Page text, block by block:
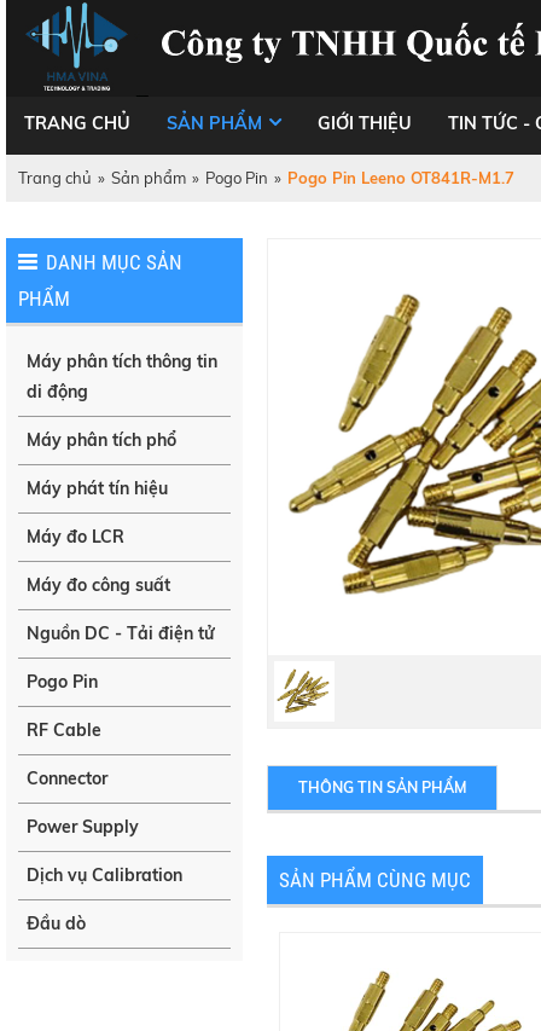
TRANG CHỦ SẢN PHẨM GIỚI THIỆU TIN TỨC -
Trang chủ » Sản phẩm » Pogo Pin » Pogo Pin Leeno OT841R-M1.7
DANH MỤC SẢN
PHẨM
Máy phân tích thông tin
di động
Máy phân tích phổ
Máy phát tín hiệu
Máy đo LCR
Máy đo công suất
Nguồn DC - Tải điện tử
Pogo Pin
RF Cable
Connector
Power Supply
Dịch vụ Calibration
Đầu dò
THÔNG TIN SẢN PHẨM
SẢN PHẨM CÙNG MỤC